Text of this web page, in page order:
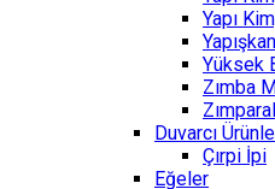
Yapı
Yüksek
Zımba
Duvarcı
Çırpi İpi
Eğeler